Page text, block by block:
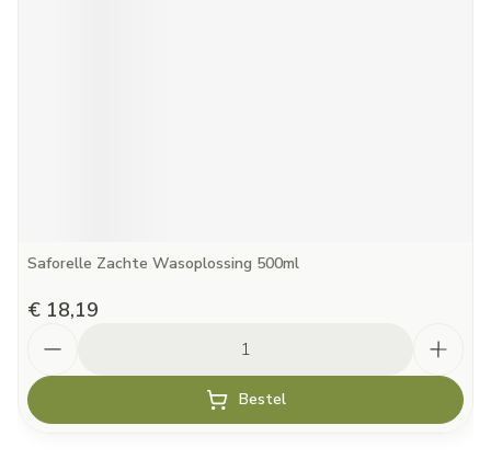
Saforelle Zachte Wasoplossing 500ml
€ 18,19
Bestel